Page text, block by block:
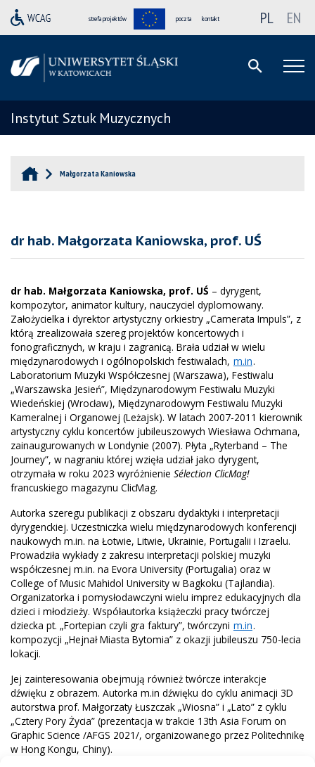
strefa projektów poczta kontakt PL EN
Instytut Sztuk Muzycznych
Małgorzata Kaniowska
dr hab. Małgorzata Kaniowska, prof. UŚ
dr hab. Małgorzata Kaniowska, prof. UŚ – dyrygent,
kompozytor, animator kultury, nauczyciel dyplomowany.
Założycielka i dyrektor artystyczny orkiestry „Camerata Impuls”, z
którą zrealizowała szereg projektów koncertowych i
fonograficznych, w kraju i zagranicą. Brała udział w wielu
międzynarodowych i ogólnopolskich festiwalach, m.in.
Laboratorium Muzyki Współczesnej (Warszawa), Festiwalu
„Warszawska Jesień”, Międzynarodowym Festiwalu Muzyki
Wiedeńskiej (Wrocław), Międzynarodowym Festiwalu Muzyki
Kameralnej i Organowej (Leżajsk). W latach 2007-2011 kierownik
artystyczny cyklu koncertów jubileuszowych Wiesława Ochmana,
zainaugurowanych w Londynie (2007). Płyta „Ryterband – The
Journey”, w nagraniu której wzięła udział jako dyrygent,
otrzymała w roku 2023 wyróżnienie Sélection ClicMag!
francuskiego magazynu ClicMag.
Autorka szeregu publikacji z obszaru dydaktyki i interpretacji
dyrygenckiej. Uczestniczka wielu międzynarodowych konferencji
naukowych m.in. na Łotwie, Litwie, Ukrainie, Portugalii i Izraelu.
Prowadziła wykłady z zakresu interpretacji polskiej muzyki
współczesnej m.in. na Evora University (Portugalia) oraz w
College of Music Mahidol University w Bagkoku (Tajlandia).
Organizatorka i pomysłodawczyni wielu imprez edukacyjnych dla
dzieci i młodzieży. Współautorka książeczki pracy twórczej
dziecka pt. „Fortepian czyli gra faktury”, twórczyni m.in.
kompozycji „Hejnał Miasta Bytomia” z okazji jubileuszu 750-lecia
lokacji.
Jej zainteresowania obejmują również twórcze interakcje
dźwięku z obrazem. Autorka m.in dźwięku do cyklu animacji 3D
autorstwa prof. Małgorzaty Łuszczak „Wiosna” i „Lato” z cyklu
„Cztery Pory Życia” (prezentacja w trakcie 13th Asia Forum on
Graphic Science /AFGS 2021/, organizowanego przez Politechnikę
w Hong Kongu, Chiny).